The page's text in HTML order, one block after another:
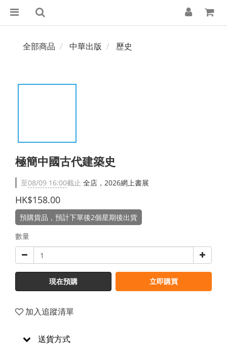
全部商品 中華出版 歷史
極簡中國古代建築史
至08/09 16:00截止 全店，2026網上書展
HK$158.00
預購貨品，預計下單後2個星期後出貨
數量
現在預購 立即購買
加入追蹤清單
送貨方式